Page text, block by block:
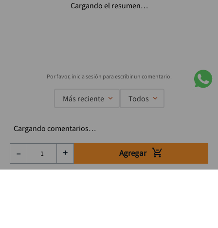
＋
－ Agregar
Cargando el resumen…
Más reciente Todos
Cargando comentarios…